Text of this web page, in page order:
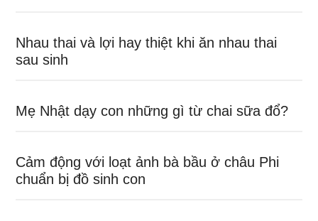
Nhau thai và lợi hay thiệt khi ăn nhau thai
sau sinh
Mẹ Nhật dạy con những gì từ chai sữa đổ?
Cảm động với loạt ảnh bà bầu ở châu Phi
chuẩn bị đồ sinh con